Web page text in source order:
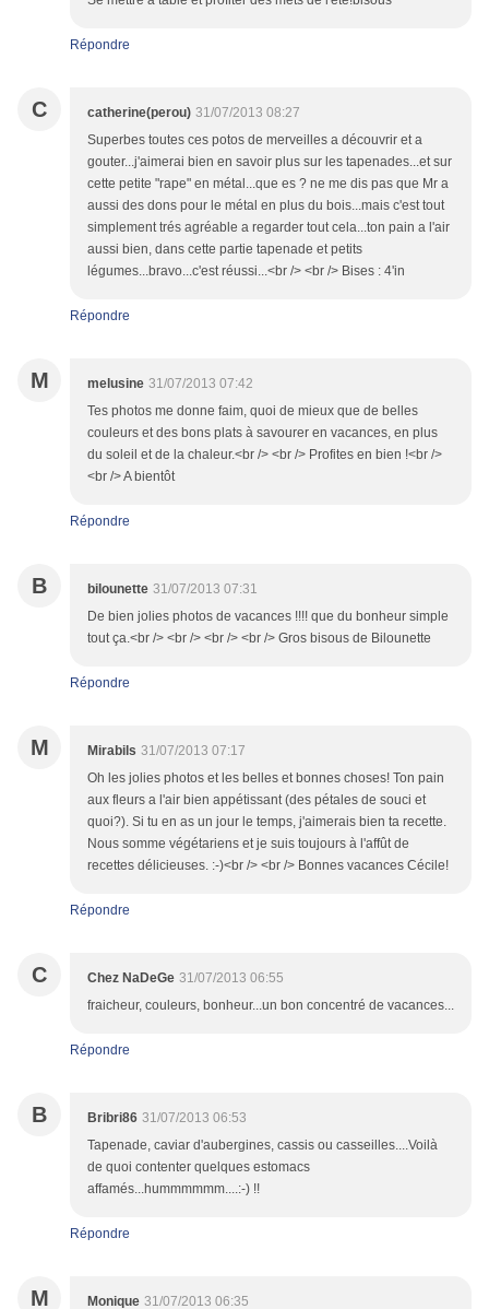
Répondre
C catherine(perou) 31/07/2013 08:27
Superbes toutes ces potos de merveilles a découvrir et a
gouter...j'aimerai bien en savoir plus sur les tapenades...et sur
cette petite "rape" en métal...que es ? ne me dis pas que Mr a
aussi des dons pour le métal en plus du bois...mais c'est tout
simplement trés agréable a regarder tout cela...ton pain a l'air
aussi bien, dans cette partie tapenade et petits
légumes...bravo...c'est réussi...<br /> <br /> Bises : 4'in
Répondre
M melusine 31/07/2013 07:42
Tes photos me donne faim, quoi de mieux que de belles
couleurs et des bons plats à savourer en vacances, en plus
du soleil et de la chaleur.<br /> <br /> Profites en bien !<br />
<br /> A bientôt
Répondre
B bilounette 31/07/2013 07:31
De bien jolies photos de vacances !!!! que du bonheur simple
tout ça.<br /> <br /> <br /> <br /> Gros bisous de Bilounette
Répondre
M Mirabils 31/07/2013 07:17
Oh les jolies photos et les belles et bonnes choses! Ton pain
aux fleurs a l'air bien appétissant (des pétales de souci et
quoi?). Si tu en as un jour le temps, j'aimerais bien ta recette.
Nous somme végétariens et je suis toujours à l'affût de
recettes délicieuses. :-)<br /> <br /> Bonnes vacances Cécile!
Répondre
C Chez NaDeGe 31/07/2013 06:55
fraicheur, couleurs, bonheur...un bon concentré de vacances...
Répondre
B Bribri86 31/07/2013 06:53
Tapenade, caviar d'aubergines, cassis ou casseilles....Voilà
de quoi contenter quelques estomacs
affamés...hummmmmm....:-) !!
Répondre
M Monique 31/07/2013 06:35